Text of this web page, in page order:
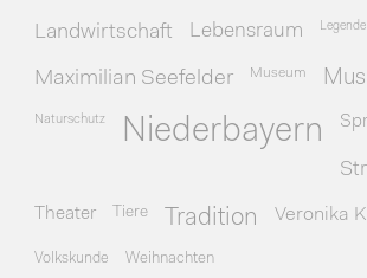
Landwirtschaft Lebensraum Legende
Maximilian Seefelder Museum
Naturschutz Niederbayern
Theater Tiere Tradition Veronika
Volkskunde Weihnachten